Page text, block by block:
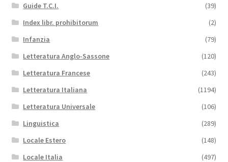
Guide T.C.I.
(39)
Index libr. prohibitorum
(2)
Infanzia
(79)
Letteratura Anglo-Sassone
(120)
Letteratura Francese
(243)
Letteratura Italiana
(1194)
Letteratura Universale
(106)
Linguistica
(289)
Locale Estero
(148)
Locale Italia
(497)